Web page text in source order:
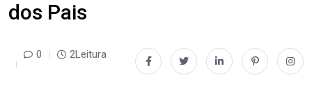
dos Pais
0 2Leitura